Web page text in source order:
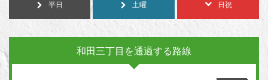
平日 土曜 日祝
和田三丁目を通過する路線